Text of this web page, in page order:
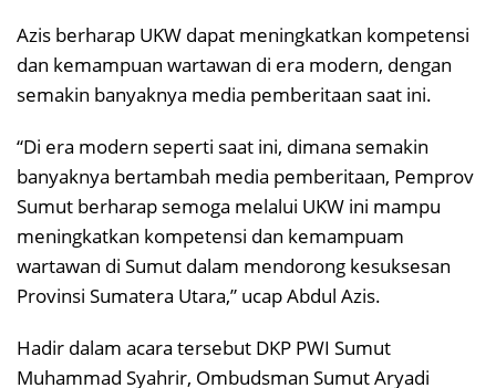
Azis berharap UKW dapat meningkatkan kompetensi
dan kemampuan wartawan di era modern, dengan
semakin banyaknya media pemberitaan saat ini.
“Di era modern seperti saat ini, dimana semakin
banyaknya bertambah media pemberitaan, Pemprov
Sumut berharap semoga melalui UKW ini mampu
meningkatkan kompetensi dan kemampuam
wartawan di Sumut dalam mendorong kesuksesan
Provinsi Sumatera Utara,” ucap Abdul Azis.
Hadir dalam acara tersebut DKP PWI Sumut
Muhammad Syahrir, Ombudsman Sumut Aryadi